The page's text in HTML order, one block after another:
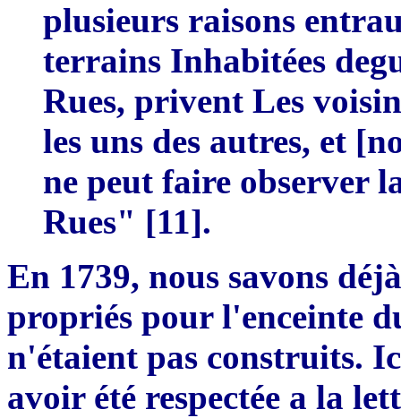
plusieurs raisons
terrains Inhabitées
Rues, privent Les
les uns des autres, et [
ne peut faire observer
Rues" [11].
En 1739, nous savons
propriés pour l'enceinte
n'étaient pas construits.
avoir été respectée a la